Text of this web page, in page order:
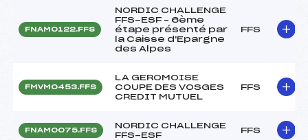
FNAM0122.FFS
NORDIC CHALLENGE
FFS-ESF – 6ème
étape présenté par
la Caisse d'Epargne
des Alpes
FFS
FMVM0453.FFS
LA GEROMOISE
COUPE DES VOSGES
CREDIT MUTUEL
FFS
FNAM0075.FFS
NORDIC CHALLENGE
FFS-ESF
FFS